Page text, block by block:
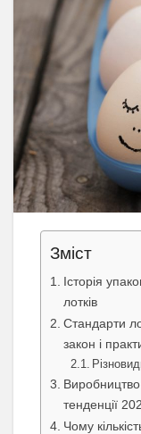
Зміст
Історія
лотків
Стандарти
закон і
Виробництво
тенденції
Чому